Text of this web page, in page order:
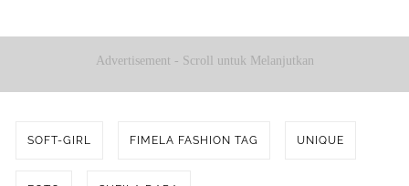
Advertisement - Scroll untuk Melanjutkan
SOFT-GIRL FIMELA FASHION TAG UNIQUE